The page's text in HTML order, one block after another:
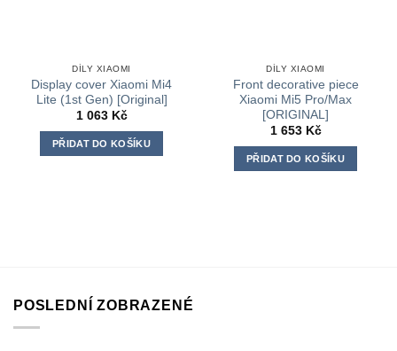
DÍLY XIAOMI
Display cover Xiaomi Mi4
Lite (1st Gen) [Original]
1 063 Kč
PŘIDAT DO KOŠÍKU
DÍLY XIAOMI
Front decorative piece
Xiaomi Mi5 Pro/Max
[ORIGINAL]
1 653 Kč
PŘIDAT DO KOŠÍKU
POSLEDNÍ ZOBRAZENÉ